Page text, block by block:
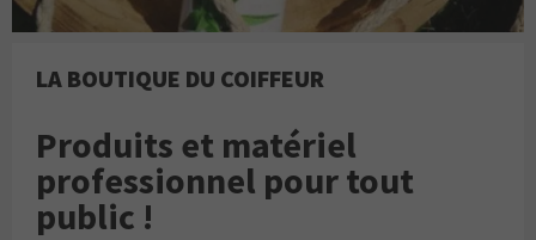
LA BOUTIQUE DU COIFFEUR
Produits et matériel
professionnel pour tout
public !